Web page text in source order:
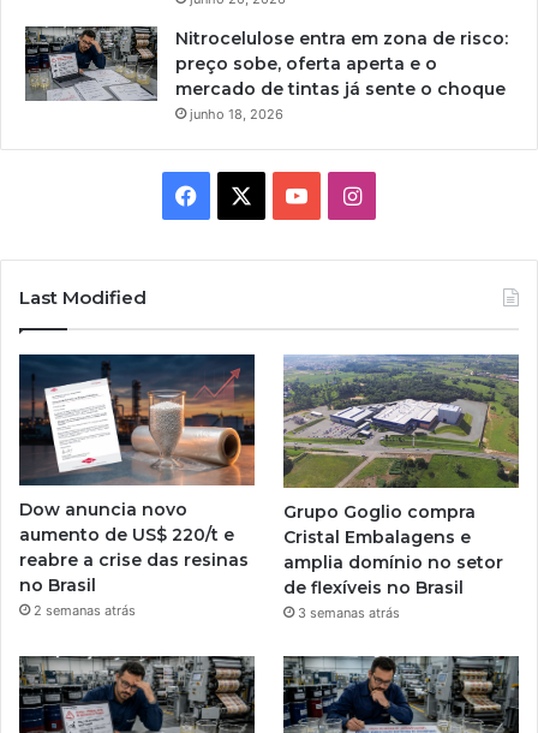
Nitrocelulose entra em zona de risco:
preço sobe, oferta aperta e o
mercado de tintas já sente o choque
junho 18, 2026
Facebook YouTubeInstagram
Last Modified
Dow anuncia novo
aumento de US$ 220/t e
reabre a crise das resinas
no Brasil
2 semanas atrás
Grupo Goglio compra
Cristal Embalagens e
amplia domínio no setor
de flexíveis no Brasil
3 semanas atrás